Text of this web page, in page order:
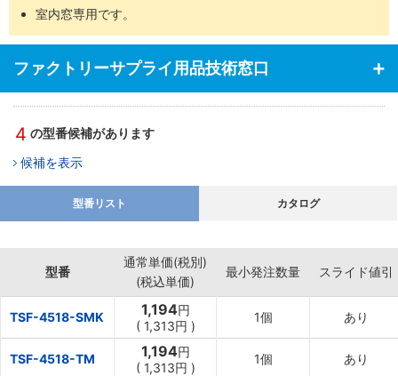
室内窓専用です。
ファクトリーサプライ用品技術窓口
4 の型番候補があります
候補を表示
型番リスト カタログ
型番
通常単価(税別)
(税込単価)
最小発注数量 スライド値引
TSF-4518-SMK 1,194円
( 1,313円 )
1個 あり
TSF-4518-TM 1,194円
( 1,313円 )
1個 あり